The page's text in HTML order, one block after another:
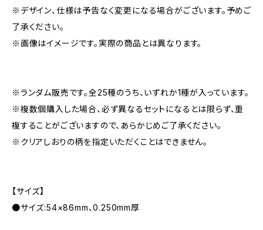
※デザイン、仕様は予告なく変更になる場合がございます。予めご
了承ください。
※画像はイメージです。実際の商品とは異なります。
※ランダム販売です。全25種のうち、いずれか1種が入っています。
※複数個購入した場合、必ず異なるセットになるとは限らず、重
複することがございますので、あらかじめご了承ください。
※クリアしおりの柄を指定いただくことはできません。
【サイズ】
●サイズ:54×86mm、0.250mm厚